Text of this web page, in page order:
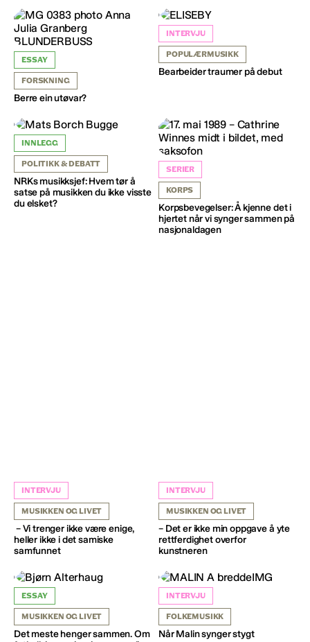
ESSAY
FORSKNING
Berre ein utøvar?
INTERVJU
POPULÆRMUSIKK
Bearbeider traumer på debut
INNLEGG
POLITIKK & DEBATT
NRKs musikksjef: Hvem tør å
satse på musikken du ikke visste
du elsket?
SERIER
KORPS
Korpsbevegelser: Å kjenne det i
hjertet når vi synger sammen på
nasjonaldagen
INTERVJU
MUSIKKEN OG LIVET
– Vi trenger ikke være enige,
heller ikke i det samiske
samfunnet
INTERVJU
MUSIKKEN OG LIVET
– Det er ikke min oppgave å yte
rettferdighet overfor
kunstneren
ESSAY
MUSIKKEN OG LIVET
Det meste henger sammen. Om
INTERVJU
FOLKEMUSIKK
Når Malin synger stygt